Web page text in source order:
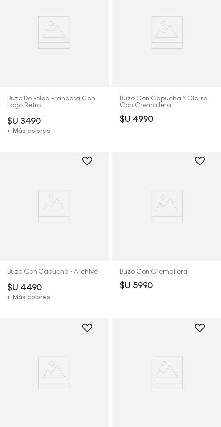
Buzo De Felpa Francesa Con
Logo Retro
$U 3490
+ Más colores
Buzo Con Capucha Y Cierre
Con Cremallera
$U 4990
Buzo Con Capucha - Archive
$U 4490
+ Más colores
Buzo Con Cremallera
$U 5990